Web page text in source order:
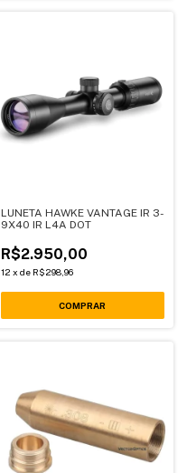
LUNETA HAWKE VANTAGE IR 3-
9X40 IR L4A DOT
R$2.950,00
12 x de R$298,96